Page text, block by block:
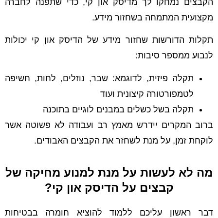
מקצועית המתמחה בשחזור מידע.
תקלות הדורשות שחזור מידע של הדיסק און קי יכולות
לנבוע ממספר סיבות:
תקלה פיזית, לדוגמא: שבר, נוזלים, לחות, חשיפה
לטמפורטורה קיצונית ועוד
תקלה בשל כשלים במבנים לוגיים בתוכנה
ברוב המקרים יידרש מאמץ רב ועבודה לא פשוטה אשר
לוקחת זמן, על מנת לשחזר את הקבצים האבודים.
מה לא לעשות על מנת למנוע מחיקה של
קבצים על הדיסק און קי?
דבר ראשון עליכם ללמוד להוציא חומרה בבטיחות